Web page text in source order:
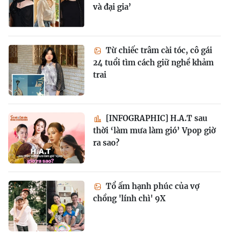
và đại gia’
Từ chiếc trâm cài tóc, cô gái
24 tuổi tìm cách giữ nghề khảm
trai
[INFOGRAPHIC] H.A.T sau
thời ‘làm mưa làm gió’ Vpop giờ
ra sao?
Tổ ấm hạnh phúc của vợ
chồng 'lính chì' 9X